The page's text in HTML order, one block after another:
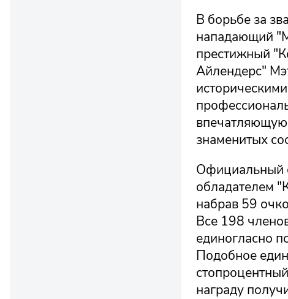
В борьбе за
нападающий
престижный
Айлендерс"
впечатляющую
знаменитых
Официальный
обладателем
набрав 59
Все 198
единогласно
Подобное
награду